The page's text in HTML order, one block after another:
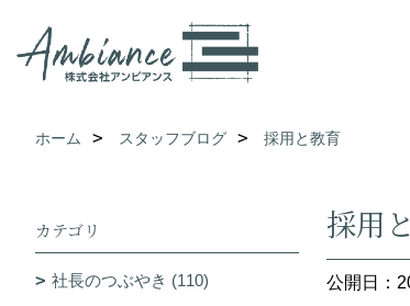
ホーム スタッフブログ 採用と教育
採用
公開日：
カテゴリ
社長のつぶやき (110)